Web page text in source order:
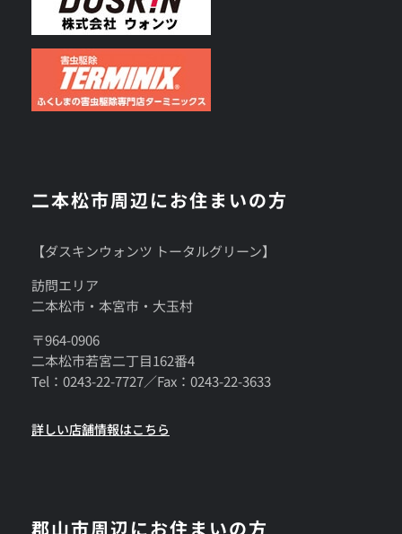
二本松市周辺にお住まいの方
【ダスキンウォンツ トータルグリーン】
訪問エリア
二本松市・本宮市・大玉村
〒964-0906
二本松市若宮二丁目162番4
Tel：0243-22-7727／Fax：0243-22-3633
詳しい店舗情報はこちら
郡山市周辺にお住まいの方